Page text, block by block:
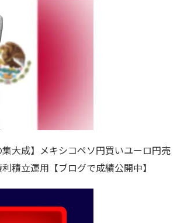
集大成】メキシコペソ円買いユーロ円売
積立運用【ブログで成績公開中】